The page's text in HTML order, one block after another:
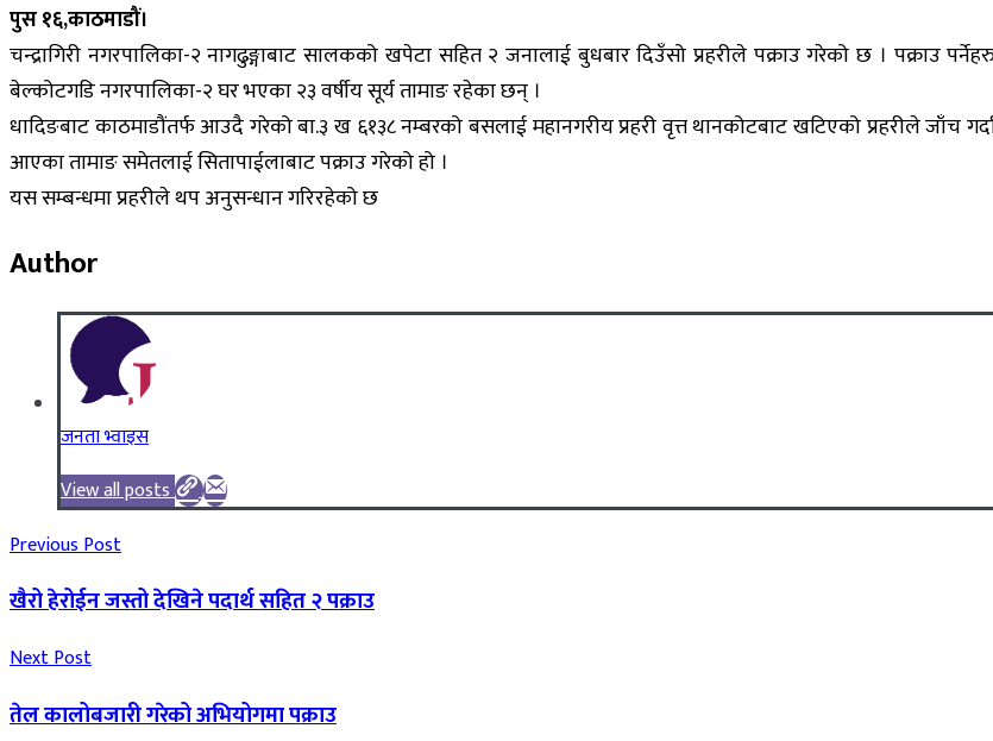
पुस १६,काठमाडौं।
चन्द्रागिरी नगरपालिका-२ नागढुङ्गाबाट सालकको खपेटा सहित २ जनालाई बुधबार दिउँसो प्रहरीले पक्राउ गरेको छ । पक्राउ
बेल्कोटगडि नगरपालिका-२ घर भएका २३ वर्षीय सूर्य तामाङ रहेका छन् ।
धादिङबाट काठमाडौंतर्फ आउदै गरेको बा.३ ख ६१३८ नम्बरको बसलाई महानगरीय प्रहरी वृत्त थानकोटबाट खटिएको प्रहरीले जाँच
आएका तामाङ समेतलाई सितापाईलाबाट पक्राउ गरेको हो ।
यस सम्बन्धमा प्रहरीले थप अनुसन्धान गरिरहेको छ
Author
जनता भ्वाइस
View all posts
Previous Post
खैरो हेरोईन जस्तो देखिने पदार्थ सहित २ पक्राउ
Next Post
तेल कालोबजारी गरेको अभियोगमा पक्राउ